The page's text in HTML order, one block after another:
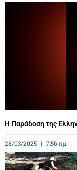
Η Παράδοση της
28/03/2025 7:56 πμ